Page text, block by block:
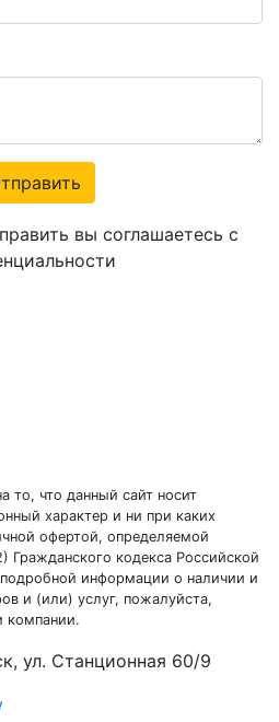
вы соглашаетесь с
то, что данный сайт носит
характер и ни при каких
офертой, определяемой
Гражданского кодекса Российской
информации о наличии и
и (или) услуг, пожалуйста,
компании.
ул. Станционная 60/9